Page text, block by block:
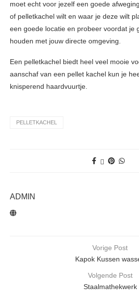
moet echt voor jezelf een goede
of pelletkachel wilt en waar je deze wilt
een goede locatie en probeer voordat je
houden met jouw directe omgeving.
Een pelletkachel biedt heel veel mooie
aanschaf van een pellet kachel kun je
knisperend haardvuurtje.
PELLETKACHEL
ADMIN
Vorige Post
Kapok Kussen
Volgende Post
Staalmathekwerk